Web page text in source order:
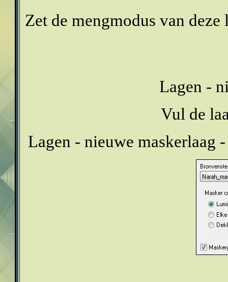
Zet de mengmodus van
Lagen -
Vul de
Lagen - nieuwe maskerlaag